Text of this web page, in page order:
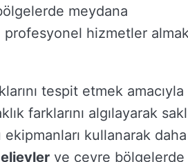
meydana
hizmetler
tespit etmek amacıyla
farklarını algılayarak
kullanarak daha
ve çevre bölgelerde